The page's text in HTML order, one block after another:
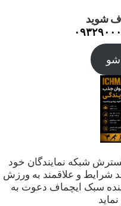
شوید
شو
شبکه نمایندگان خود
شرایط و علاقمند به ورزش
سبک ایچماف دعوت به